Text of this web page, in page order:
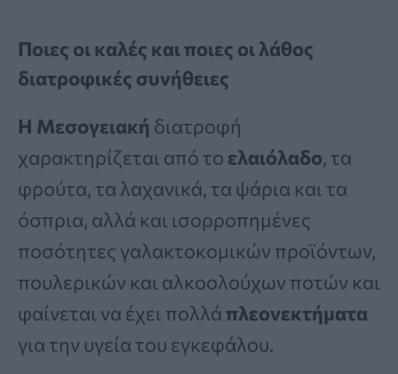
Ποιες οι καλές και ποιες οι λάθος
διατροφικές συνήθειες
Η Μεσογειακή διατροφή
χαρακτηρίζεται από το ελαιόλαδο, τα
φρούτα, τα λαχανικά, τα ψάρια και τα
όσπρια, αλλά και ισορροπημένες
ποσότητες γαλακτοκομικών προϊόντων,
πουλερικών και αλκοολούχων ποτών και
φαίνεται να έχει πολλά πλεονεκτήματα
για την υγεία του εγκεφάλου.